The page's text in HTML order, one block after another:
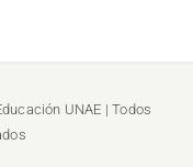
UNAE | Todos